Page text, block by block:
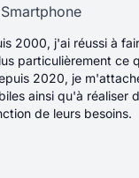
2000, j'ai réussi à
particulièrement
2020, je
ainsi qu'à
de leurs besoins.